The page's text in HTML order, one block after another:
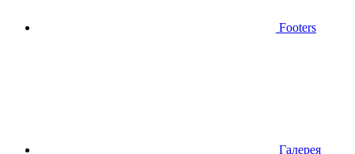
Footers
Галерея